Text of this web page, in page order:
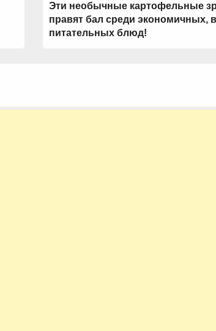
Эти необычные картофельные
правят бал среди экономичных,
питательных блюд!